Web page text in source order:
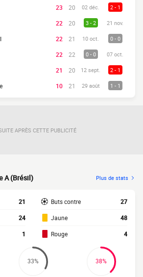
23 20 02 déc. 2 - 1
22 20 3 - 2 21 nov.
22 21 10 oct. 0 - 0
22 22 0 - 0 07 oct.
21 20 12 sept. 2 - 1
10 21 29 août 1 - 1
APRÈS CETTE PUBLICITÉ
A (Brésil) Plus de stats
21
24
1
Buts contre 27
Jaune 48
Rouge 4
33% 38%